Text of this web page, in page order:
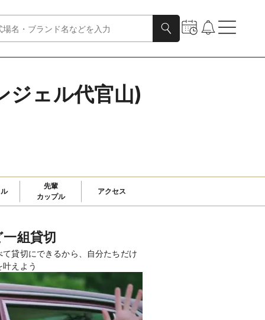
ジェル代官山)
先輩
カップル
アクセス
組貸切
貸切にできるから、自分たちだけ
えよう